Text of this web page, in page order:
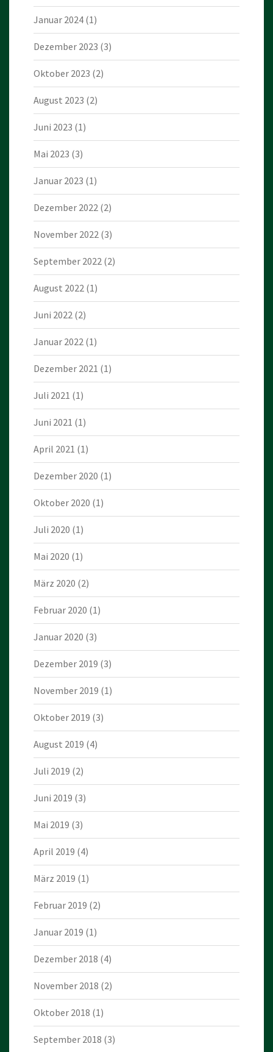
Januar 2024 (1)
Dezember 2023 (3)
Oktober 2023 (2)
August 2023 (2)
Juni 2023 (1)
Mai 2023 (3)
Januar 2023 (1)
Dezember 2022 (2)
November 2022 (3)
September 2022 (2)
August 2022 (1)
Juni 2022 (2)
Januar 2022 (1)
Dezember 2021 (1)
Juli 2021 (1)
Juni 2021 (1)
April 2021 (1)
Dezember 2020 (1)
Oktober 2020 (1)
Juli 2020 (1)
Mai 2020 (1)
März 2020 (2)
Februar 2020 (1)
Januar 2020 (3)
Dezember 2019 (3)
November 2019 (1)
Oktober 2019 (3)
August 2019 (4)
Juli 2019 (2)
Juni 2019 (3)
Mai 2019 (3)
April 2019 (4)
März 2019 (1)
Februar 2019 (2)
Januar 2019 (1)
Dezember 2018 (4)
November 2018 (2)
Oktober 2018 (1)
September 2018 (3)